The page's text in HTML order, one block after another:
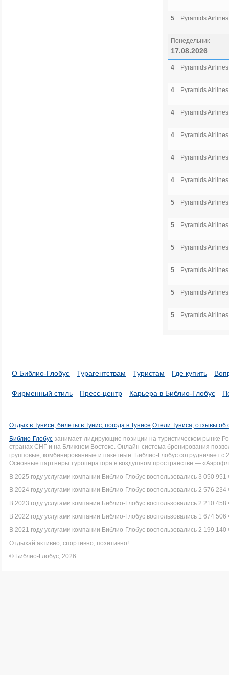
5 Pyramids Airlines
Понедельник
17.08.2026
4 Pyramids Airlines
4 Pyramids Airlines
4 Pyramids Airlines
4 Pyramids Airlines
4 Pyramids Airlines
4 Pyramids Airlines
5 Pyramids Airlines
5 Pyramids Airlines
5 Pyramids Airlines
5 Pyramids Airlines
5 Pyramids Airlines
5 Pyramids Airlines
О Библио-Глобус Турагентствам Туристам Где купить
Фирменный стиль Пресс-центр Карьера в Библио-Глобус
Отдых в Тунисе, билеты в Тунис, погода в Тунисе Отели Туниса, отзывы об
Библио-Глобус занимает лидирующие позиции на туристическом рынке
странах СНГ и на Ближнем Востоке. Онлайн-система бронирования
групповые, комбинированные и пакетные. Библио-Глобус сотрудничает
Основные партнеры туроператора в воздушном пространстве —
В 2025 году услугами компании Библио-Глобус воспользовались 3 050 951
В 2024 году услугами компании Библио-Глобус воспользовались 2 576 234
В 2023 году услугами компании Библио-Глобус воспользовались 2 210 458
В 2022 году услугами компании Библио-Глобус воспользовались 1 674 506
В 2021 году услугами компании Библио-Глобус воспользовались 2 199 140
Отдыхай активно, спортивно, позитивно!
© Библио-Глобус, 2026